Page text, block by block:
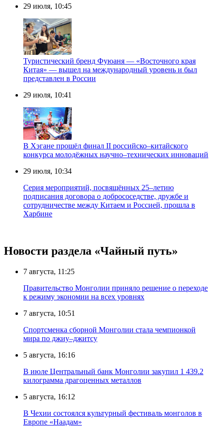
29 июля, 10:45
Туристический бренд Фуюаня — «Восточного края
Китая» — вышел на международный уровень и был
представлен в России
29 июля, 10:41
В Хэгане прошёл финал II российско–китайского
конкурса молодёжных научно–технических инноваций
29 июля, 10:34
Серия мероприятий, посвящённых 25–летию
подписания договора о добрососедстве, дружбе и
сотрудничестве между Китаем и Россией, прошла в
Харбине
Новости раздела «Чайный путь»
7 августа, 11:25
Правительство Монголии приняло решение о переходе
к режиму экономии на всех уровнях
7 августа, 10:51
Спортсменка сборной Монголии стала чемпионкой
мира по джиу–джитсу
5 августа, 16:16
В июле Центральный банк Монголии закупил 1 439.2
килограмма драгоценных металлов
5 августа, 16:12
В Чехии состоялся культурный фестиваль монголов в
Европе «Наадам»